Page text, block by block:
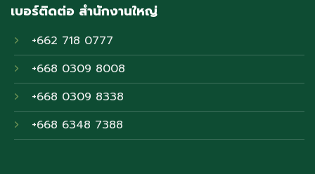
เบอร์ติดต่อ สำนักงานใหญ่
+662 718 0777
+668 0309 8008
+668 0309 8338
+668 6348 7388